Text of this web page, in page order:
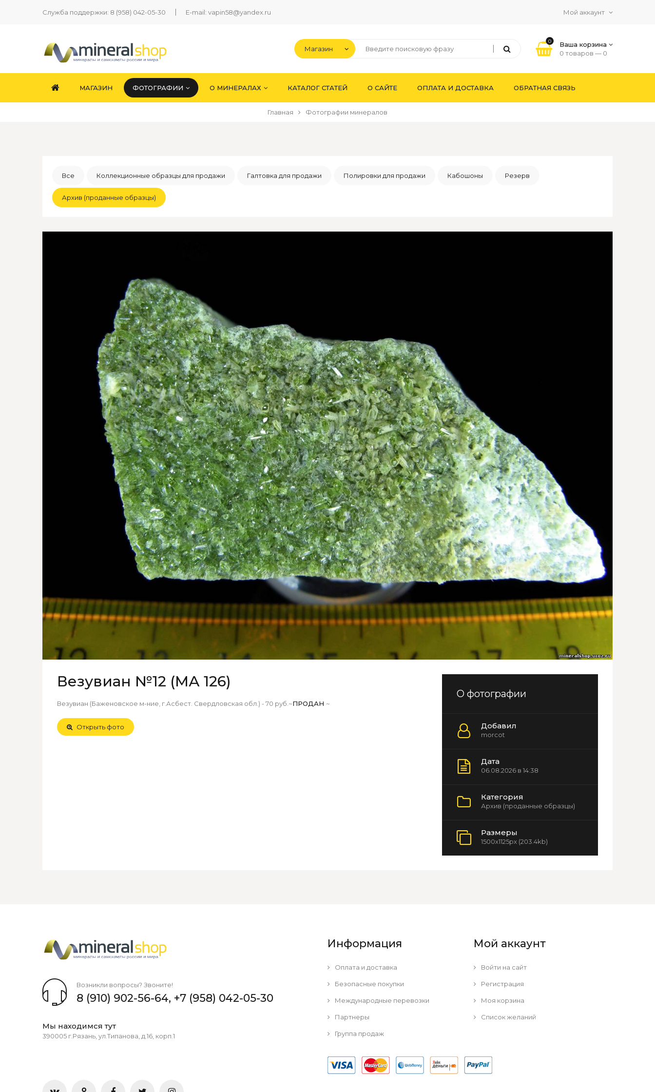
Служба поддержки: 8 (958) 042-05-30 E-mail: vapin58@yandex.ru Мой аккаунт
0
Ваша корзина
0 товаров — 0
МАГАЗИН ФОТОГРАФИИ О МИНЕРАЛАХ КАТАЛОГ СТАТЕЙ О САЙТЕ ОПЛАТА И ДОСТАВКА ОБРАТНАЯ СВЯЗЬ
Главная Фотографии минералов
Все Коллекционные образцы для продажи Галтовка для продажи Полировки для продажи Кабошоны Резерв
Архив (проданные образцы)
О фотографии
Добавил
morcot
Дата
06.08.2026 в 14:38
Категория
Архив (проданные образцы)
Размеры
1500x1125px (203.4kb)
Везувиан №12 (МА 126)
Везувиан (Баженовское м-ние, г.Асбест. Свердловская обл.) - 70 руб.~ПРОДАН ~
Открыть фото
Возникли вопросы? Звоните!
8 (910) 902-56-64, +7 (958) 042-05-30
Мы находимся тут
390005 г.Рязань, ул.Типанова, д.16, корп.1
Информация
Оплата и доставка
Безопасные покупки
Международные перевозки
Партнеры
Группа продаж
Мой аккаунт
Войти на сайт
Регистрация
Моя корзина
Список желаний